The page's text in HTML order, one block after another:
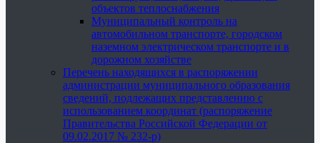
объектов теплоснабжения
Муниципальный контроль на
автомобильном транспорте, городском
наземном электрическом транспорте и в
дорожном хозяйстве
Перечень находящихся в распоряжении
администрации муниципального образования
сведений, подлежащих представлению с
использованием координат (распоряжение
Правительства Российской Федерации от
09.02.2017 № 232-р)